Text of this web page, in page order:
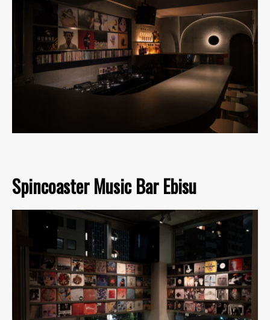
Spincoaster Music Bar Ebisu